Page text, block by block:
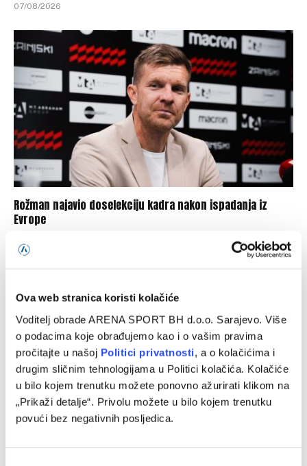
Ova web stranica koristi kolačiće
Voditelj obrade ARENA SPORT BH d.o.o. Sarajevo. Više
o podacima koje obrađujemo kao i o vašim pravima
pročitajte u našoj Politici privatnosti, a o kolačićima i
drugim sličnim tehnologijama u Politici kolačića. Kolačiće
u bilo kojem trenutku možete ponovno ažurirati klikom na
„Prikaži detalje“. Privolu možete u bilo kojem trenutku
povući bez negativnih posljedica.
07/08/2026
Rožman najavio doselekciju kadra nakon ispadanja iz
Evrope
upute onima koji su već kupili kartu